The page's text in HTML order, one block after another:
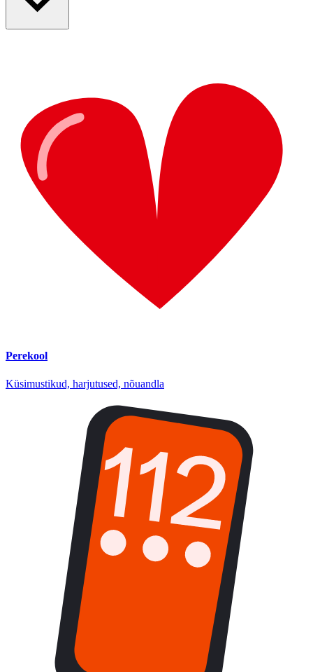
Perekool
Küsimustikud, harjutused, nõuandla